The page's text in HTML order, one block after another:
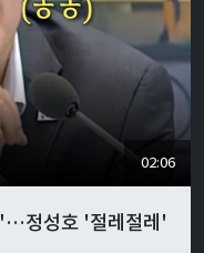
02:06
정성호 '절레절레'